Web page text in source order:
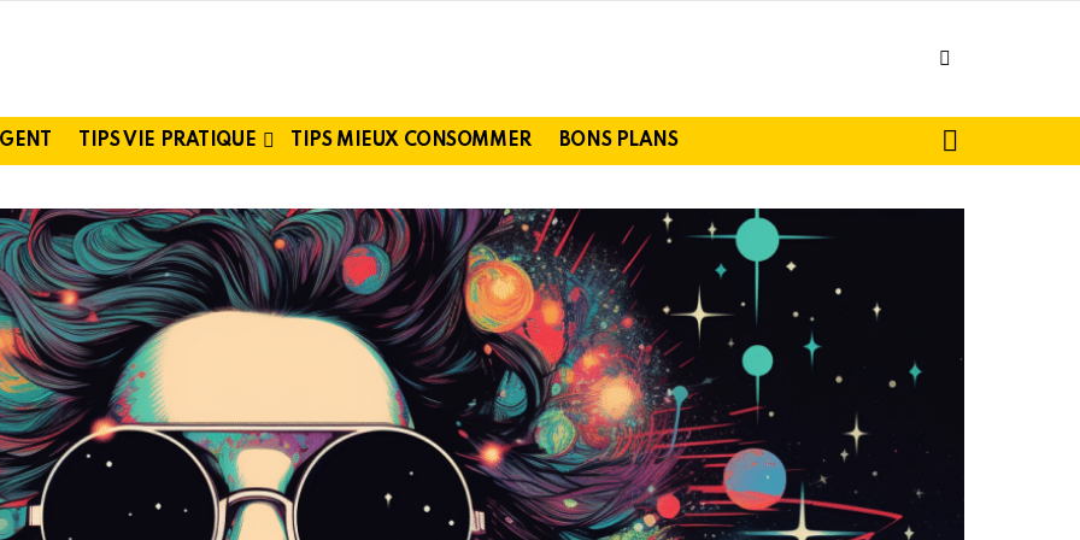
TIPS VIE PRATIQUE TIPS MIEUX CONSOMMER BONS PLANS